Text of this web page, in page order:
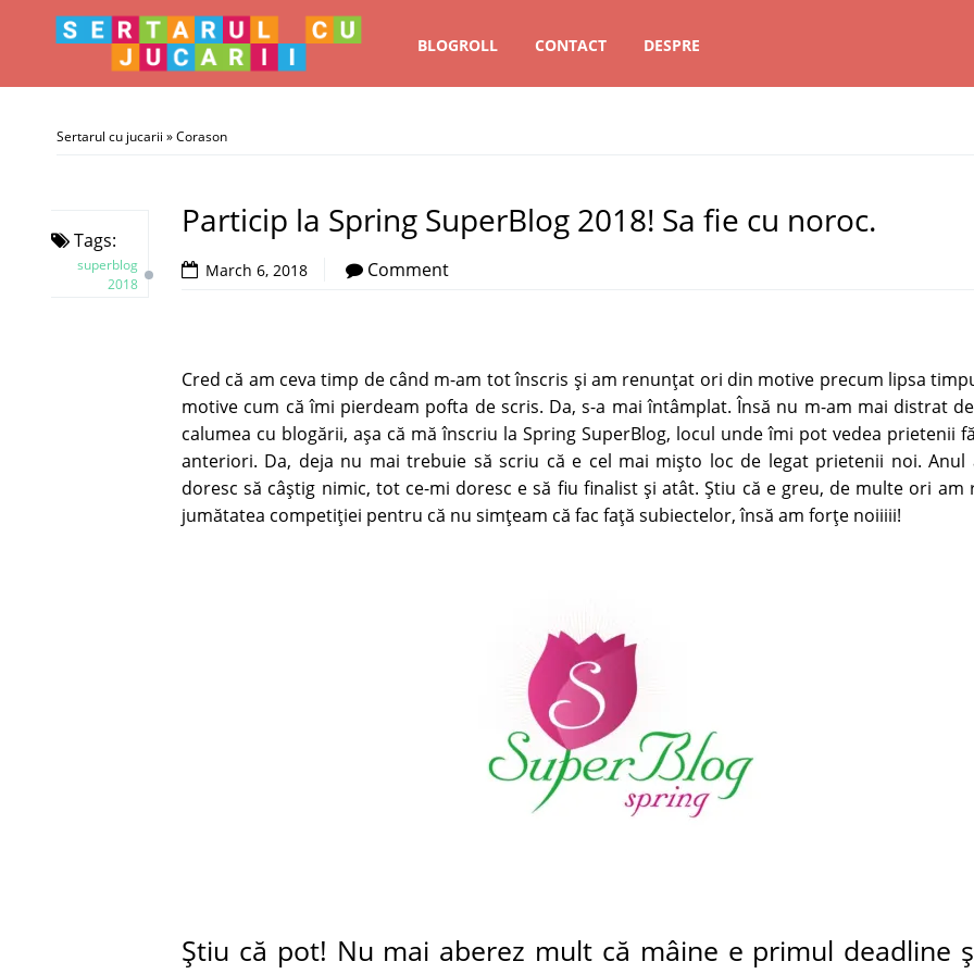
BLOGROLL CONTACT DESPRE
Sertarul cu jucarii »Corason
Tags:
superblog
2018
Particip la Spring SuperBlog 2018! Sa fie cu noroc.
March 6, 2018 Comment
Cred că am ceva timp de când m-am tot înscris şi am renunţat ori din motive precum lipsa
motive cum că îmi pierdeam pofta de scris. Da, s-a mai întâmplat. Însă nu m-am mai distrat
calumea cu blogării, aşa că mă înscriu la Spring SuperBlog, locul unde îmi pot vedea prietenii
anteriori. Da, deja nu mai trebuie să scriu că e cel mai mişto loc de legat prietenii noi. Anul
doresc să câştig nimic, tot ce-mi doresc e să fiu finalist şi atât. Ştiu că e greu, de multe ori am
jumătatea competiţiei pentru că nu simţeam că fac faţă subiectelor, însă am forţe noiiiii!
Ştiu că pot! Nu mai aberez mult că mâine e primul deadline